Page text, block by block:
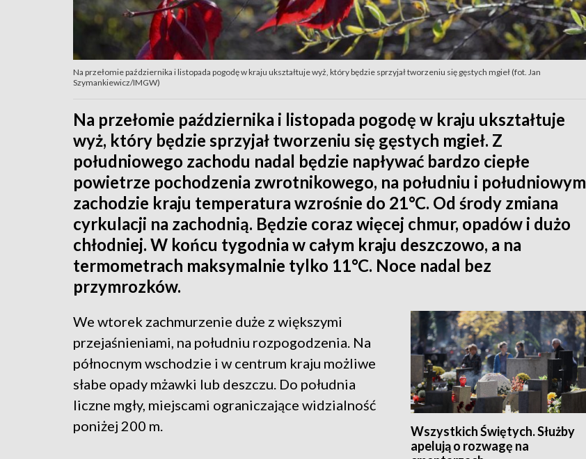
Na przełomie października i listopada pogodę w kraju ukształtuje wyż, który będzie sprzyjał tworzeniu się gęstych mgieł (fot. Jan
Szymankiewicz/IMGW)
Na przełomie października i listopada pogodę w kraju ukształtuje
wyż, który będzie sprzyjał tworzeniu się gęstych mgieł. Z
południowego zachodu nadal będzie napływać bardzo ciepłe
powietrze pochodzenia zwrotnikowego, na południu i południowym
zachodzie kraju temperatura wzrośnie do 21°C. Od środy zmiana
cyrkulacji na zachodnią. Będzie coraz więcej chmur, opadów i dużo
chłodniej. W końcu tygodnia w całym kraju deszczowo, a na
termometrach maksymalnie tylko 11°C. Noce nadal bez
przymrozków.
Wszystkich Świętych. Służby
apelują o rozwagę na
We wtorek zachmurzenie duże z większymi
przejaśnieniami, na południu rozpogodzenia. Na
północnym wschodzie i w centrum kraju możliwe
słabe opady mżawki lub deszczu. Do południa
liczne mgły, miejscami ograniczające widzialność
poniżej 200 m.